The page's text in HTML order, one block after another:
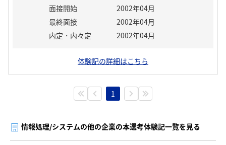
面接開始
2002年04月
最終面接
2002年04月
内定・内々定
2002年04月
体験記の詳細はこちら
1
情報処理/システムの他の企業の本選考体験記一覧を見る